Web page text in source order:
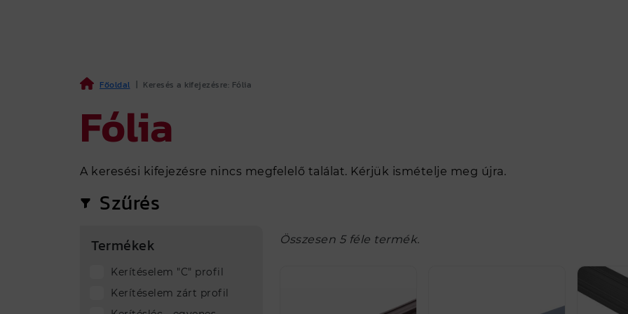
Főoldal | Keresés a kifejezésre: Fólia
Fólia
A keresési kifejezésre nincs megfelelő találat. Kérjük ismételje meg újra.
Szűrés
Termékek
Kerítéselem "C" profil
Kerítéselem zárt profil
Összesen 5 féle termék.